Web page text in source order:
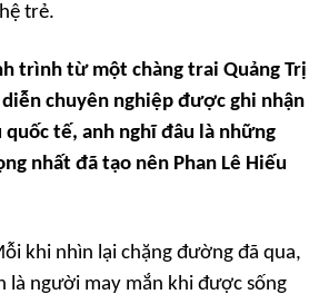
trẻ.
trình từ một chàng trai Quảng Trị
chuyên nghiệp được ghi nhận
quốc tế, anh nghĩ đâu là những
nhất đã tạo nên Phan Lê Hiếu
khi nhìn lại chặng đường đã qua,
là người may mắn khi được sống